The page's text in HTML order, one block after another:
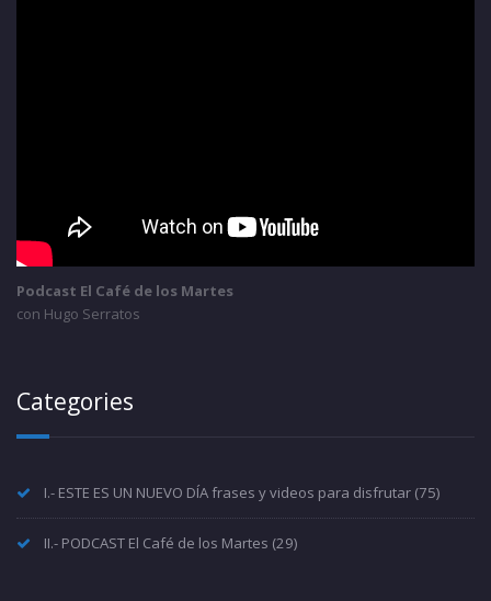
Podcast El Café de los Martes
con Hugo Serratos
Categories
I.- ESTE ES UN NUEVO DÍA frases y videos para disfrutar (75)
II.- PODCAST El Café de los Martes (29)